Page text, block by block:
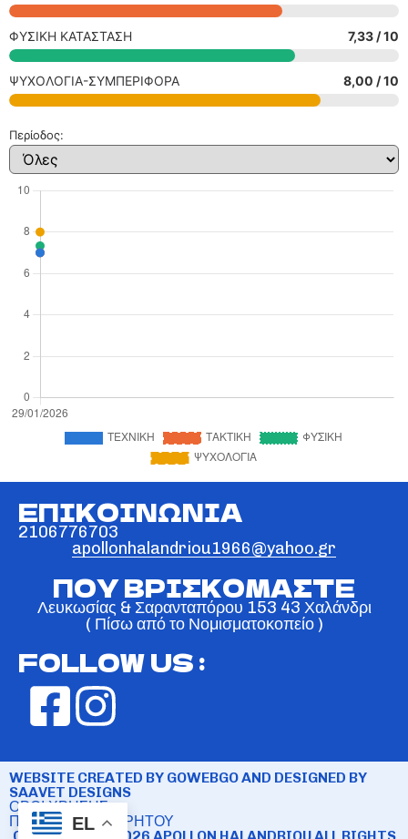
ΦΥΣΙΚΗ ΚΑΤΑΣΤΑΣΗ 7,33 / 10
ΨΥΧΟΛΟΓΙΑ-ΣΥΜΠΕΡΙΦΟΡΑ 8,00 / 10
Περίοδος:
ΕΠΙΚΟΙΝΩΝΙΑ
2106776703
apollonhalandriou1966@yahoo.gr
ΠΟΥ ΒΡΙΣΚΟΜΑΣΤΕ
Λευκωσίας & Σαρανταπόρου 153 43 Χαλάνδρι
( Πίσω από το Νομισματοκοπείο )
FOLLOW US :
WEBSITE CREATED BY GOWEBGO AND DESIGNED BY
SAAVET DESIGNS
ΟΡΟΙ ΧΡΗΣΗΣ
ΠΟΛΙΤΙΚΗ ΑΠΟΡΡΗΤΟΥ
COPYRIGHT © 2026 APOLLON HALANDRIOU ALL RIGHTS
EL